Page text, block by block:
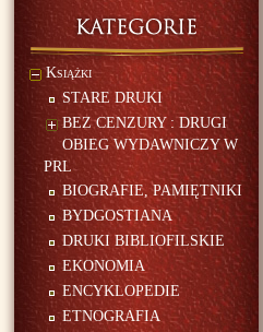
Książki
STARE DRUKI
BEZ CENZURY : DRUGI
OBIEG WYDAWNICZY W
PRL
BIOGRAFIE, PAMIĘTNIKI
BYDGOSTIANA
DRUKI BIBLIOFILSKIE
EKONOMIA
ENCYKLOPEDIE
ETNOGRAFIA